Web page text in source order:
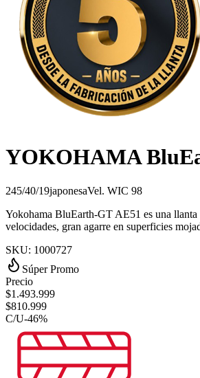
YOKOHAMA
245/40/19japonesaVel. WIC 98
Yokohama BluEarth-GT AE51 es una llanta
velocidades, gran agarre en superficies
SKU: 1000727
Súper Promo
Precio
$1.493.999
$810.999
C/U-46%